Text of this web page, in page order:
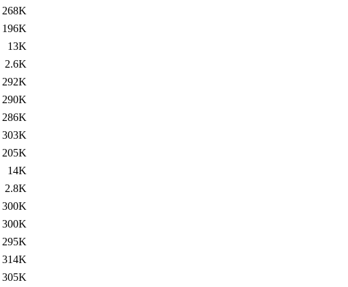
268K
196K
13K
2.6K
292K
290K
286K
303K
205K
14K
2.8K
300K
300K
295K
314K
305K